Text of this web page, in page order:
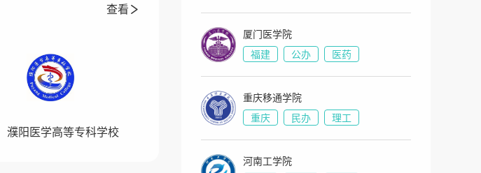
查看
濮阳医学高等专科学校
厦门医学院
福建
公办 医药
重庆移通学院
重庆
民办 理工
河南工学院